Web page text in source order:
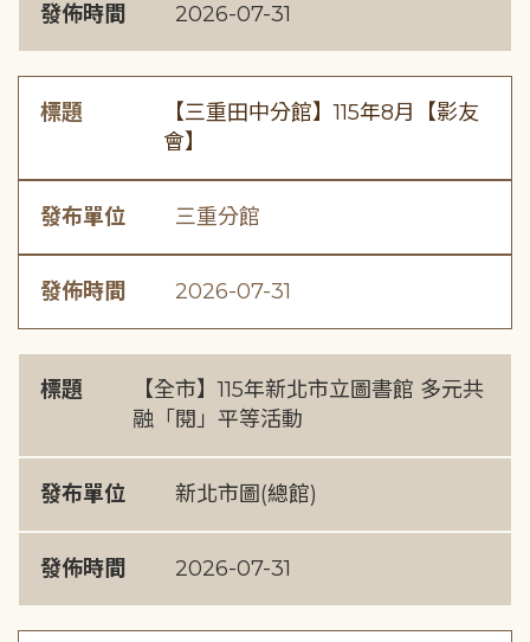
發佈時間 2026-07-31
標題
【三重田中分館】115年8月【影友
會】
發布單位 三重分館
發佈時間 2026-07-31
標題
【全市】115年新北市立圖書館 多元共
融「閱」平等活動
發布單位 新北市圖(總館)
發佈時間 2026-07-31